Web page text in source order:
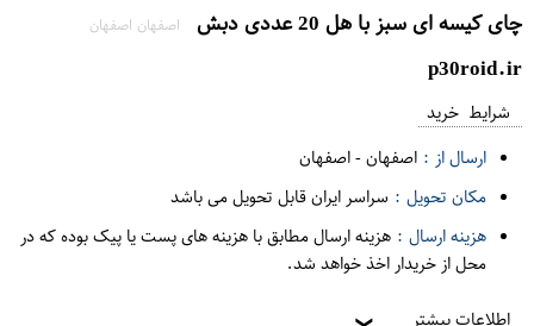
چای کيسه ای سبز با هل 20 عددی دبش اصفهان اصفهان
p30roid.ir
شرایط خرید
ارسال از : اصفهان-اصفهان
مکان تحویل : سراسر ایران قابل تحویل می باشد
هزینه ارسال : هزینه ارسال مطابق با هزینه های پست یا پیک بوده که در
محل از خریدار اخذ خواهد شد.
اطلاعات بیشتر ❯